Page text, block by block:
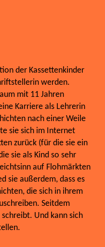
der Kassettenkinder
werden.
mit 11 Jahren
Karriere als Lehrerin
nach einer Weile
sie sich im Internet
zurück (für die sie ein
sie als Kind so sehr
auf Flohmärkten
sie außerdem, dass es
die sich in ihrem
Seitdem
Und kann sich